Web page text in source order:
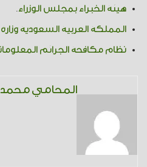
هيئة الخبراء بمجلس الوزراء.
المملكة العربية السعودية
نظام مكافحة الجرائم
المحامي محمد